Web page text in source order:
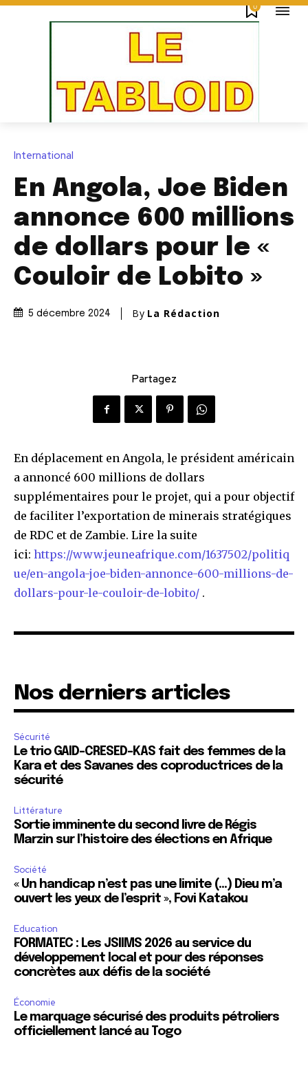
0
International
En Angola, Joe Biden
annonce 600 millions
de dollars pour le «
Couloir de Lobito »
5 décembre 2024 By La Rédaction
Partagez
En déplacement en Angola, le président américain
a annoncé 600 millions de dollars
supplémentaires pour le projet, qui a pour objectif
de faciliter l’exportation de minerais stratégiques
de RDC et de Zambie. Lire la suite
ici: https://www.jeuneafrique.com/1637502/politiq
ue/en-angola-joe-biden-annonce-600-millions-de-
dollars-pour-le-couloir-de-lobito/ .
Nos derniers articles
Sécurité
Le trio GAID-CRESED-KAS fait des femmes de la
Kara et des Savanes des coproductrices de la
sécurité
Littérature
Sortie imminente du second livre de Régis
Marzin sur l’histoire des élections en Afrique
Société
« Un handicap n’est pas une limite (…) Dieu m’a
ouvert les yeux de l’esprit », Fovi Katakou
Education
FORMATEC : Les JSIIMS 2026 au service du
développement local et pour des réponses
concrètes aux défis de la société
Économie
Le marquage sécurisé des produits pétroliers
officiellement lancé au Togo